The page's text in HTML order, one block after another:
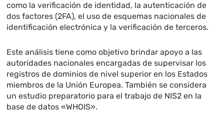
como la verificación de identidad, la autenticación de
dos factores (2FA), el uso de esquemas nacionales de
identificación electrónica y la verificación de terceros.
Este análisis tiene como objetivo brindar apoyo a las
autoridades nacionales encargadas de supervisar los
registros de dominios de nivel superior en los Estados
miembros de la Unión Europea. También se considera
un estudio preparatorio para el trabajo de NIS2 en la
base de datos «WHOIS».